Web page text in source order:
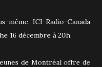
même, ICI-Radio-Canada
16 décembre à 20h.
de Montréal offre de